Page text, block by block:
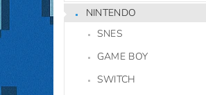
NINTENDO
SNES
GAME BOY
SWITCH